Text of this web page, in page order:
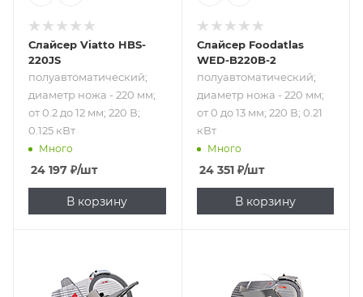
Слайсер Viatto HBS-
220JS
полуавтоматический;
диаметр ножа - 220 мм;
от 0.2 до 12 мм; 220 В;
0.125 кВт
Много
24 197 ₽/шт
В корзину
Слайсер Foodatlas
WED-B220B-2
полуавтоматический;
диаметр ножа - 220 мм;
от 0 до 13 мм; 220 В; 0.21
кВт
Много
24 351₽/шт
В корзину
полуавтоматический;
диаметр ножа -
диаметр ножа -